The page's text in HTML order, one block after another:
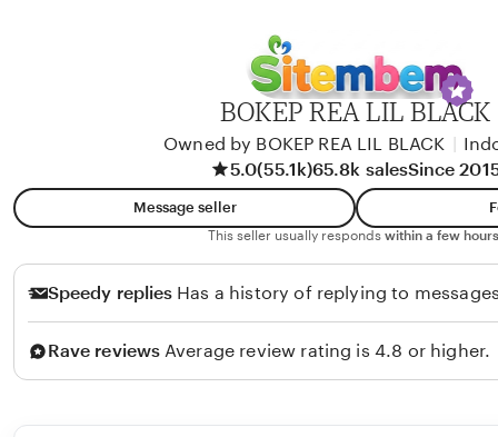
BOKEP REA LIL BLACK
Owned by BOKEP REA LIL BLACK
5.0(55.1k)65.8k salesSince
Message seller
This seller usually responds within a few
Speedy replies Has a history of replying to
Rave reviews Average review rating is 4.8 or higher.